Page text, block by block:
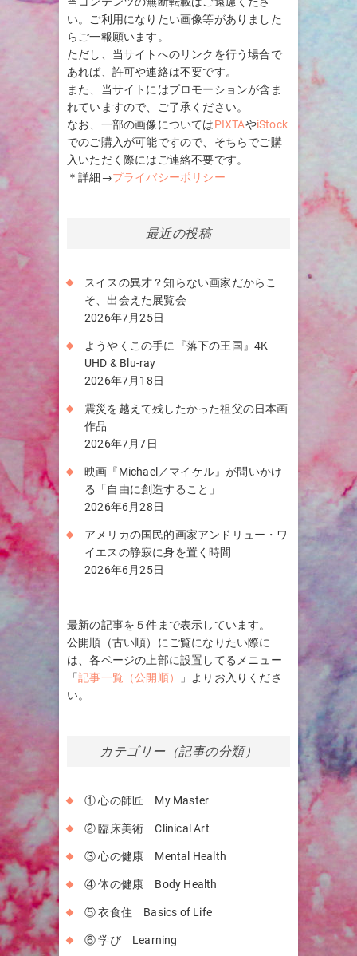
い。ご利用になりたい画像等がありました
らご一報願います。
ただし、当サイトへのリンクを行う場合で
あれば、許可や連絡は不要です。
また、当サイトにはプロモーションが含ま
れていますので、ご了承ください。
なお、一部の画像についてはPIXTAやiStock
でのご購入が可能ですので、そちらでご購
入いただく際にはご連絡不要です。
＊詳細→プライバシーポリシー
最近の投稿
スイスの異才？知らない画家だからこ
そ、出会えた展覧会
2026年7月25日
ようやくこの手に『落下の王国』4K
UHD & Blu-ray
2026年7月18日
震災を越えて残したかった祖父の日本画
作品
2026年7月7日
映画『Michael／マイケル』が問いかけ
る「自由に創造すること」
2026年6月28日
アメリカの国民的画家アンドリュー・ワ
イエスの静寂に身を置く時間
2026年6月25日
最新の記事を５件まで表示しています。
公開順（古い順）にご覧になりたい際に
は、各ページの上部に設置してるメニュー
「記事一覧（公開順）
」よりお入りくださ
い。
カテゴリー（記事の分類）
① 心の師匠 My Master
② 臨床美術 Clinical Art
③ 心の健康 Mental Health
④ 体の健康 Body Health
⑤ 衣食住 Basics of Life
⑥ 学び Learning